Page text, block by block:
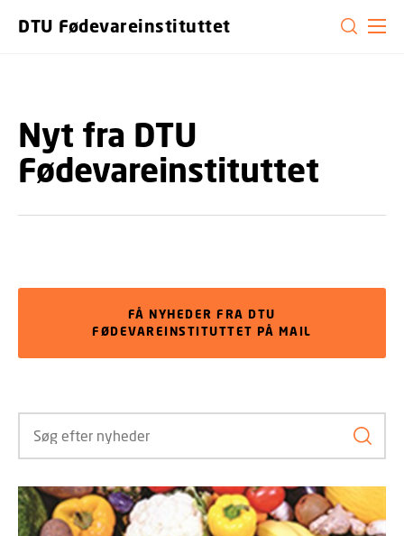
DTU Fødevareinstituttet
Nyt fra DTU
Fødevareinstituttet
FÅ NYHEDER FRA DTU
FØDEVAREINSTITUTTET PÅ MAIL
Søg